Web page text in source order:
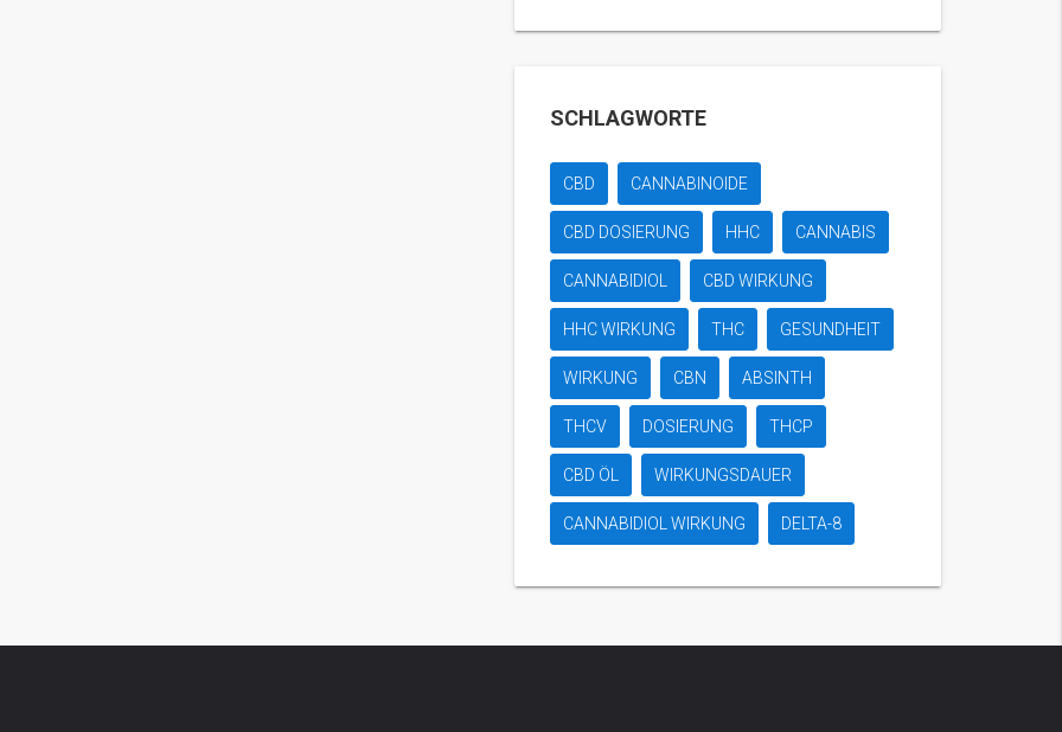
SCHLAGWORTE
CBD CANNABINOIDE
CBD DOSIERUNG HHC CANNABIS
CANNABIDIOL CBD WIRKUNG
HHC WIRKUNG THC GESUNDHEIT
WIRKUNG CBN ABSINTH
THCV DOSIERUNG THCP
CBD ÖL WIRKUNGSDAUER
CANNABIDIOL WIRKUNG DELTA-8